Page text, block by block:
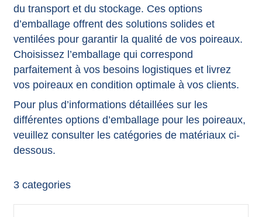
du transport et du stockage. Ces options
d’emballage offrent des solutions solides et
ventilées pour garantir la qualité de vos poireaux.
Choisissez l’emballage qui correspond
parfaitement à vos besoins logistiques et livrez
vos poireaux en condition optimale à vos clients.
Pour plus d’informations détaillées sur les
différentes options d’emballage pour les poireaux,
veuillez consulter les catégories de matériaux ci-
dessous.
3categories